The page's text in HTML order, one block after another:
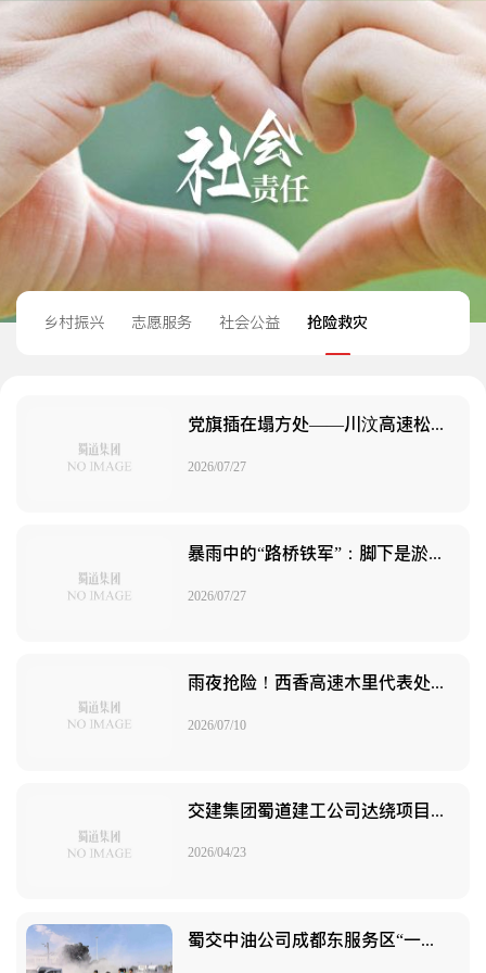
乡村振兴 志愿服务 社会公益 抢险救灾
党旗插在塌方处——川汶高速松叠联合临时党支部4小时抢通G213“生命线”
2026/07/27
暴雨中的“路桥铁军”：脚下是淤泥，心中是担当——直击四川路桥集团房五高速抢险一线
2026/07/27
雨夜抢险！西香高速木里代表处联合临时党总支紧急抢通G227线泥石流阻断道路
2026/07/10
交建集团蜀道建工公司达绕项目部党员突击队紧急驰援抗灾救灾
2026/04/23
蜀交中油公司成都东服务区“一体化管理”成功处置车辆自燃险情